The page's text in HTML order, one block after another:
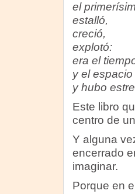
el
estalló,
creció,
explotó:
era el
y el
y hubo
Este libro
centro de
Y alguna
encerrado
imaginar.
Porque en